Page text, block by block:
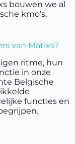
bouwen we al
kmo’s,
van Matixs?
ritme, hun
in onze
Belgische
functies en